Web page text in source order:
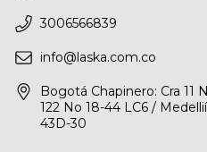
3006566839
info@laska.com.co
Bogotá Chapinero: Cra 11
122 No 18-44 LC6 /
43D-30